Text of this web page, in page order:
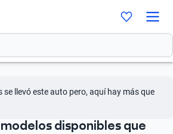
se llevó este auto pero, aquí hay más que
disponibles que